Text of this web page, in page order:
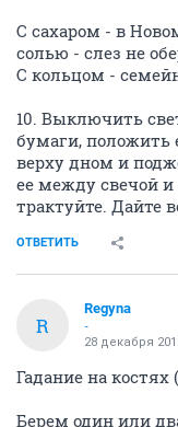
С сахаром - в
солью - слез не
С кольцом -
10. Выключить
бумаги, положить
верху дном и
ее между свечой и
трактуйте. Дайте
ОТВЕТИТЬ
R
Regyna
-
28 декабря
Гадание на костях
Берем один или